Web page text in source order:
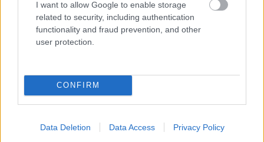
I want to allow Google to enable storage
related to security, including authentication
functionality and fraud prevention, and other
user protection.
CONFIRM
Data Deletion Data Access Privacy Policy